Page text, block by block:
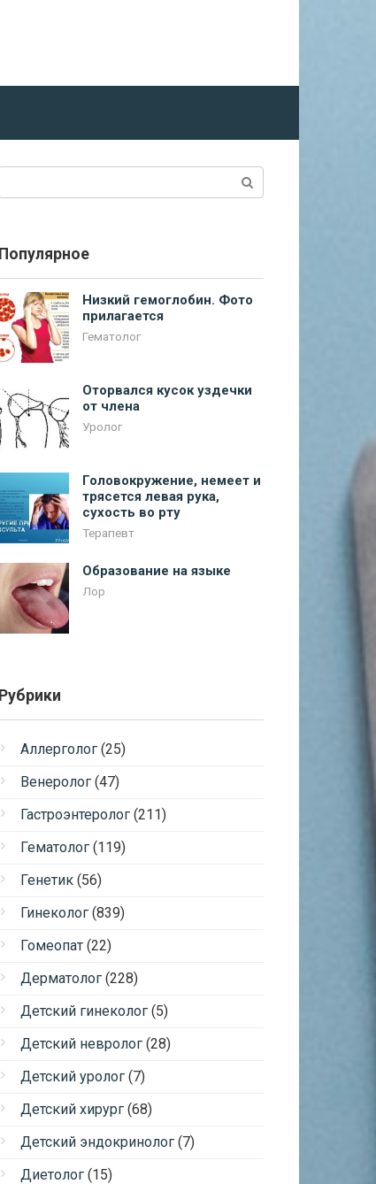
Популярное
Низкий гемоглобин. Фото
прилагается
Гематолог
Оторвался кусок уздечки
от члена
Уролог
Головокружение, немеет и
трясется левая рука,
сухость во рту
Терапевт
Образование на языке
Лор
Рубрики
Аллерголог (25)
Венеролог (47)
Гастроэнтеролог (211)
Гематолог (119)
Генетик (56)
Гинеколог (839)
Гомеопат (22)
Дерматолог (228)
Детский гинеколог (5)
Детский невролог (28)
Детский уролог (7)
Детский хирург (68)
Детский эндокринолог (7)
Диетолог (15)